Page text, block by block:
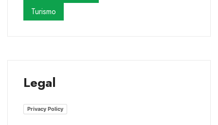
Turismo
Legal
Privacy Policy